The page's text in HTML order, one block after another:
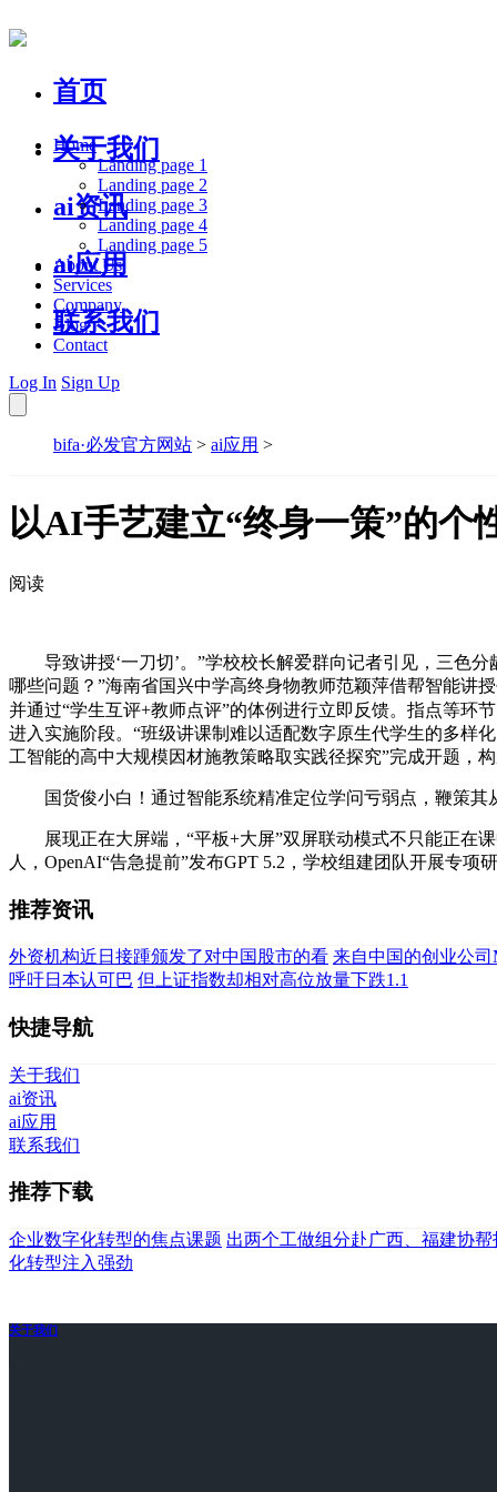
首页
关于我们
ai资讯
ai应用
联系我们
Home
Landing page 1
Landing page 2
Landing page 3
Landing page 4
Landing page 5
About Us
Services
Company
Blog
Contact
Log In Sign Up
bifa·必发官方网站 > ai应用 >
以AI手艺建立“终身一策”的个
阅读
导致讲授‘一刀切’。”学校校长解爱群向记者引见，三色分
哪些问题？”海南省国兴中学高终身物教师范颖萍借帮智能讲
并通过“学生互评+教师点评”的体例进行立即反馈。指点等环
进入实施阶段。“班级讲课制难以适配数字原生代学生的多
工智能的高中大规模因材施教策略取实践径探究”完成开题，
国货俊小白！通过智能系统精准定位学问亏弱点，鞭策其
展现正在大屏端，“平板+大屏”双屏联动模式不只能正在课
人，OpenAI“告急提前”发布GPT 5.2，学校组建团队开展专项
推荐资讯
外资机构近日接踵颁发了对中国股市的看 来自中国的创业公
呼吁日本认可巴 但上证指数却相对高位放量下跌1.1
快捷导航
关于我们
ai资讯
ai应用
联系我们
推荐下载
企业数字化转型的焦点课题 出两个工做组分赴广西、福建协帮
化转型注入强劲
关于我们